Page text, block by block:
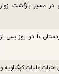
در مسیر بازگشت زوار
تا دو روز پس از
عالیات کهگیلویه و